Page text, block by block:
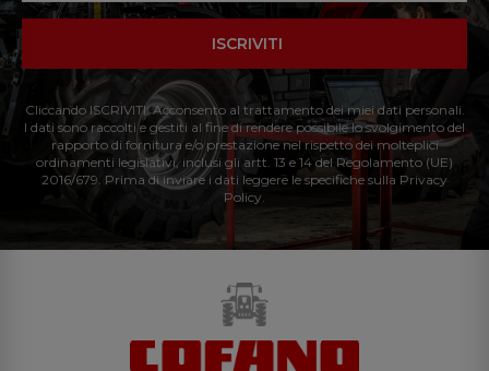
ISCRIVITI
Cliccando ISCRIVITI: Acconsento al trattamento dei miei dati personali.
I dati sono raccolti e gestiti al fine di rendere possibile lo svolgimento del
rapporto di fornitura e/o prestazione nel rispetto dei molteplici
ordinamenti legislativi, inclusi gli artt. 13 e 14 del Regolamento (UE)
2016/679. Prima di inviare i dati leggere le specifiche sulla Privacy
Policy.